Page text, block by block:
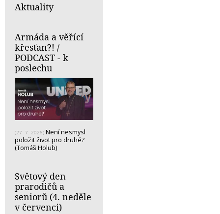
Aktuality
Armáda a věřící
křesťan?! /
PODCAST - k
poslechu
(27. 7. 2026) Není nesmysl
položit život pro druhé?
(Tomáš Holub)
Světový den
prarodičů a
seniorů (4. neděle
v červenci)